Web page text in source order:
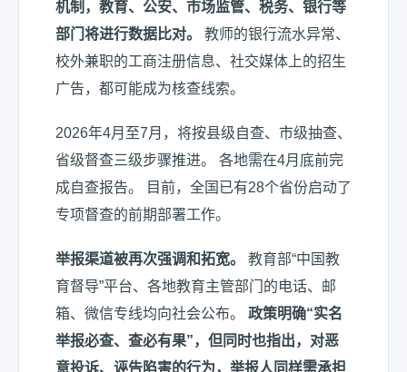
机制，教育、公安、市场监管、税务、银行等
部门将进行数据比对。 教师的银行流水异常、
校外兼职的工商注册信息、社交媒体上的招生
广告，都可能成为核查线索。
2026年4月至7月，将按县级自查、市级抽查、
省级督查三级步骤推进。 各地需在4月底前完
成自查报告。 目前，全国已有28个省份启动了
专项督查的前期部署工作。
举报渠道被再次强调和拓宽。 教育部“中国教
育督导”平台、各地教育主管部门的电话、邮
箱、微信专线均向社会公布。 政策明确“实名
举报必查、查必有果”，但同时也指出，对恶
意投诉、诬告陷害的行为，举报人同样需承担